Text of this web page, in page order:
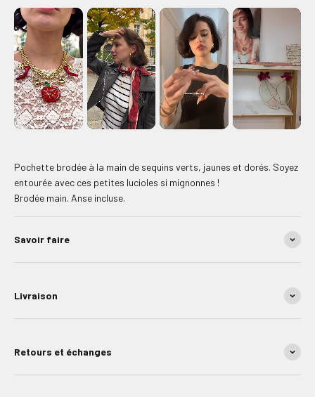
Pochette brodée à la main de sequins verts, jaunes et dorés. Soyez
entourée avec ces petites lucioles si mignonnes !
Brodée main. Anse incluse.
Savoir faire
Livraison
Retours et échanges